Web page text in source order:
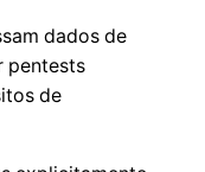
dados de
pentests
de